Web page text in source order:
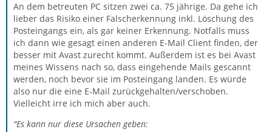
An dem betreuten PC sitzen zwei ca. 75 jährige. Da gehe ich
lieber das Risiko einer Falscherkennung inkl. Löschung des
Posteingangs ein, als gar keiner Erkennung. Notfalls muss
ich dann wie gesagt einen anderen E-Mail Client finden, der
besser mit Avast zurecht kommt. Außerdem ist es bei Avast
meines Wissens nach so, dass eingehende Mails gescannt
werden, noch bevor sie im Posteingang landen. Es würde
also nur die eine E-Mail zurückgehalten/verschoben.
Vielleicht irre ich mich aber auch.
"Es kann nur diese Ursachen geben: